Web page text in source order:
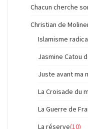
Chacun cherche
Christian de
Islamisme
Jasmine Catou
Juste avant ma
La Croisade du
La Guerre de
La réserve(10)